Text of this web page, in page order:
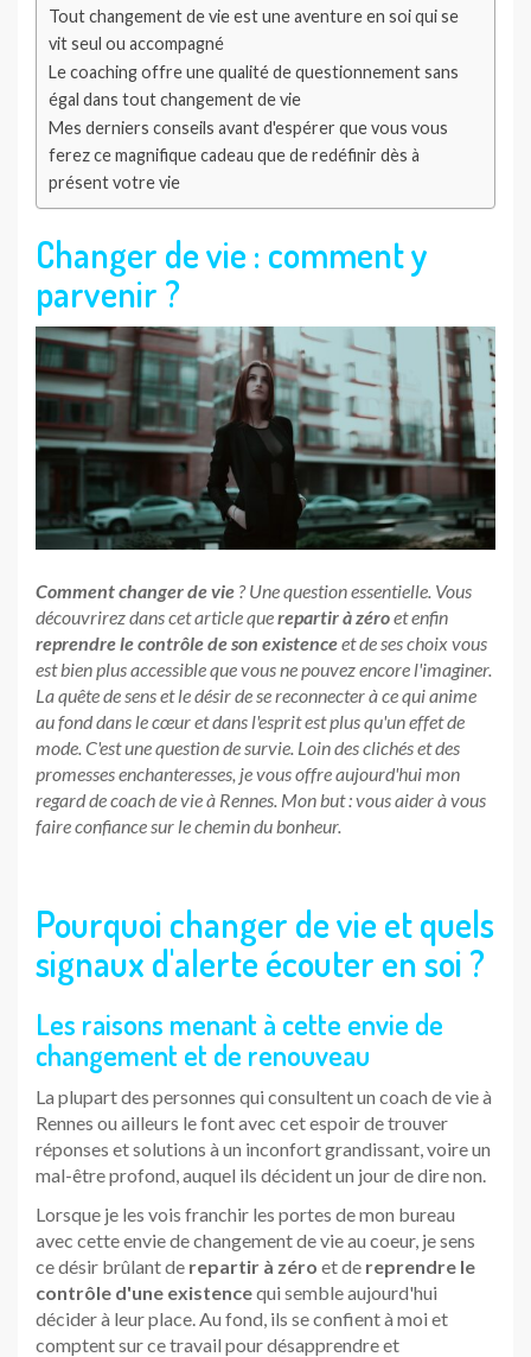
Tout changement de vie est une aventure en soi qui se
vit seul ou accompagné
Le coaching offre une qualité de questionnement sans
égal dans tout changement de vie
Mes derniers conseils avant d'espérer que vous vous
ferez ce magnifique cadeau que de redéfinir dès à
présent votre vie
Changer de vie : comment y
parvenir ?
Comment changer de vie ? Une question essentielle. Vous
découvrirez dans cet article querepartir à zéroet enfin
reprendre le contrôle de son existenceet de ses choix vous
est bien plus accessible que vous ne pouvez encore l'imaginer.
La quête de sens et le désir de se reconnecter à ce qui anime
au fond dans le cœur et dans l'esprit est plus qu'un effet de
mode. C'est une question de survie. Loin des clichés et des
promesses enchanteresses, je vous offre aujourd'hui mon
regard de coach de vie à Rennes. Mon but : vous aider à vous
faire confiance sur le chemin du bonheur.
Pourquoi changer de vie et quels
signaux d'alerte écouter en soi ?
Les raisons menant à cette envie de
changement et de renouveau
La plupart des personnes qui consultent un coach de vie à
Rennes ou ailleurs le font avec cet espoir de trouver
réponses et solutions à un inconfort grandissant, voire un
mal-être profond, auquel ils décident un jour de dire non.
Lorsque je les vois franchir les portes de mon bureau
avec cette envie de changement de vie au coeur, je sens
ce désir brûlant de repartir à zéro et de reprendre le
contrôle d'une existencequi semble aujourd'hui
décider à leur place. Au fond, ils se confient à moi et
comptent sur ce travail pour désapprendre et